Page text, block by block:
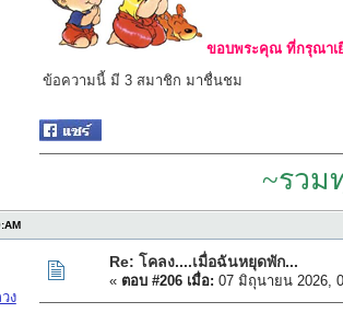
ขอบพระคุณ ที่กรุณาเ
ข้อความนี้ มี 3 สมาชิก มาชื่นชม
~รวม
ง
Re: โคลง....เมื่อฉันหยุดพัก...
« ตอบ #206 เมื่อ: 07 มิถุนายน 2026,